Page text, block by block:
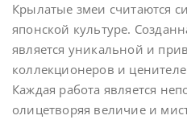
Крылатые змеи считаются
японской культуре.
является уникальной и
коллекционеров и
Каждая работа является
олицетворяя величие и